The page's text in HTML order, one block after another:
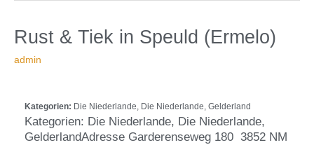
Rust & Tiek in Speuld (Ermelo)
admin
Kategorien: Die Niederlande, Die Niederlande, Gelderland
Kategorien: Die Niederlande, Die Niederlande,
GelderlandAdresse Garderenseweg 180 3852 NM
Rust
&
Tiek
in
Speuld
(Ermelo)